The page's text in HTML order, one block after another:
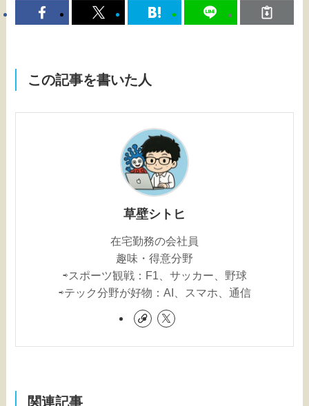
この記事を書いた人
草壁シトヒ
在宅勤務の会社員
趣味・得意分野
⇨スポーツ観戦：F1、サッカー、野球
⇨テック分野が好物：AI、スマホ、通信
関連記事